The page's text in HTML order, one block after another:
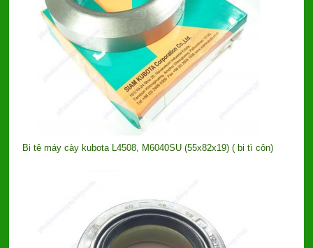
Bi tê máy cày kubota L4508, M6040SU (55x82x19) ( bi tì côn)